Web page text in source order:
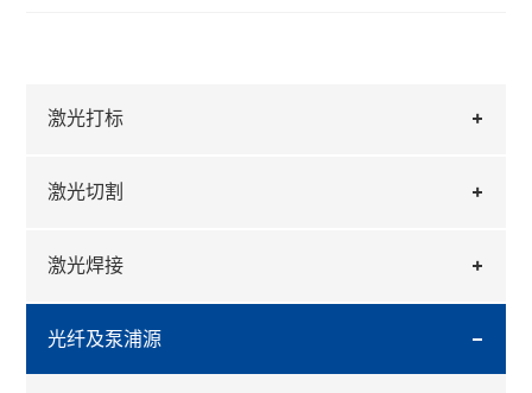
激光打标
激光切割
激光焊接
光纤及泵浦源